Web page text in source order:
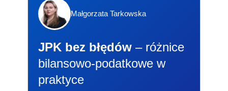
Małgorzata Tarkowska
JPK bez błędów – różnice
bilansowo-podatkowe w
praktyce